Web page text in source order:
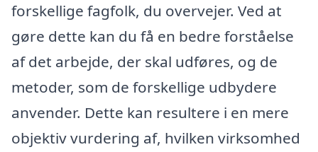
forskellige fagfolk, du overvejer. Ved at
gøre dette kan du få en bedre forståelse
af det arbejde, der skal udføres, og de
metoder, som de forskellige udbydere
anvender. Dette kan resultere i en mere
objektiv vurdering af, hvilken virksomhed